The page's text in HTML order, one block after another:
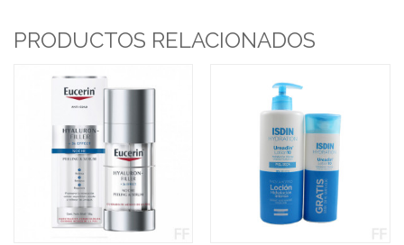
PRODUCTOS RELACIONADOS